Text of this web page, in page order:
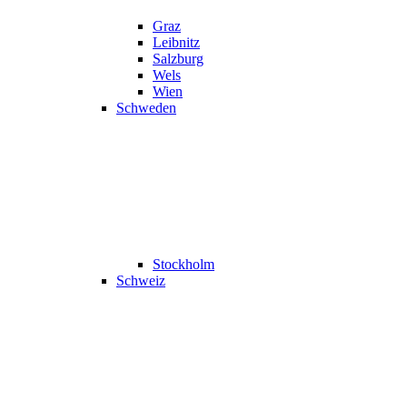
Graz
Leibnitz
Salzburg
Wels
Wien
Schweden
Stockholm
Schweiz